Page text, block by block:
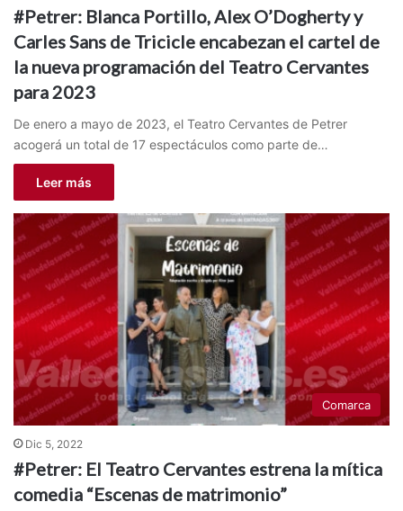
#Petrer: Blanca Portillo, Alex O’Dogherty y
Carles Sans de Tricicle encabezan el cartel de
la nueva programación del Teatro Cervantes
para 2023
De enero a mayo de 2023, el Teatro Cervantes de Petrer
acogerá un total de 17 espectáculos como parte de…
Leer más
Comarca
Dic 5, 2022
#Petrer: El Teatro Cervantes estrena la mítica
comedia “Escenas de matrimonio”